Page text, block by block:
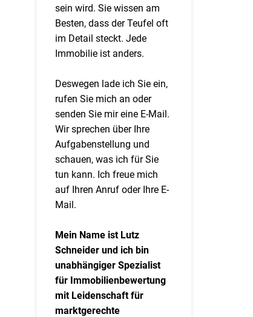
sein wird. Sie wissen am
Besten, dass der Teufel oft
im Detail steckt. Jede
Immobilie ist anders.
Deswegen lade ich Sie ein,
rufen Sie mich an oder
senden Sie mir eine E-Mail.
Wir sprechen über Ihre
Aufgabenstellung und
schauen, was ich für Sie
tun kann. Ich freue mich
auf Ihren Anruf oder Ihre E-
Mail.
Mein Name ist Lutz
Schneider und ich bin
unabhängiger Spezialist
für Immobilienbewertung
mit Leidenschaft für
marktgerechte